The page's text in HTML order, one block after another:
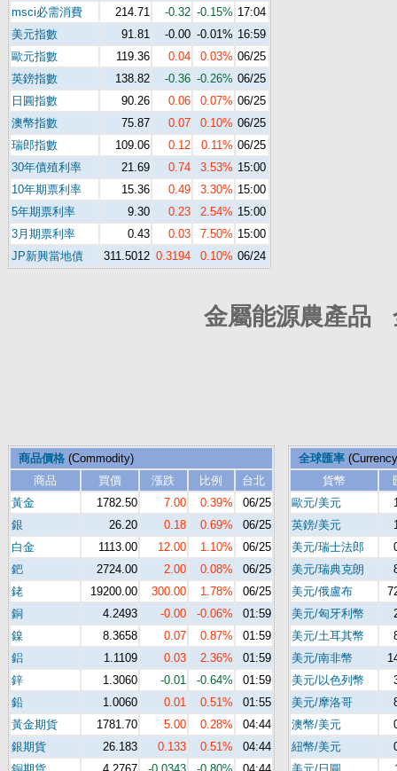
msci必需消費
214.71 -0.32 -0.15% 17:04
美元指數
91.81 -0.00 -0.01% 16:59
歐元指數
119.36 0.04 0.03% 06/25
英鎊指數
138.82 -0.36 -0.26% 06/25
日圓指數
90.26 0.06 0.07% 06/25
澳幣指數
75.87 0.07 0.10% 06/25
瑞郎指數
109.06 0.12 0.11% 06/25
30年債殖利率
21.69 0.74 3.53% 15:00
10年期票利率
15.36 0.49 3.30% 15:00
5年期票利率
9.30 0.23 2.54% 15:00
3月期票利率
0.43 0.03 7.50% 15:00
JP新興當地債
311.5012 0.3194 0.10% 06/24
金屬能源農產品
商品價格(Commodity)
商品
買價 漲跌 比例
台北
黃金
1782.50 7.00 0.39%
06/25
銀
26.20 0.18 0.69%
06/25
白金
1113.00 12.00 1.10%
06/25
鈀
2724.00 2.00 0.08%
06/25
銠
19200.00 300.00 1.78%
06/25
銅
4.2493 -0.00 -0.06%
01:59
鎳
8.3658 0.07 0.87%
01:59
鋁
1.1109 0.03 2.36%
01:59
鋅
1.3060 -0.01 -0.64%
01:59
鉛
1.0060 0.01 0.51%
01:55
黃金期貨
1781.70 5.00 0.28%
04:44
銀期貨
26.183 0.133 0.51%
04:44
全球匯率
貨幣
歐元/美元
英鎊/美元
美元/瑞士法郎
美元/瑞典克朗
美元/俄盧布
美元/匈牙利幣
美元/土耳其幣
美元/南非幣
美元/以色列幣
美元/摩洛哥
澳幣/美元
紐幣/美元